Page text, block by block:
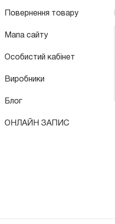
Повернення товару
Мапа сайту
Особистий кабінет
Виробники
Блог
ОНЛАЙН ЗАПИС